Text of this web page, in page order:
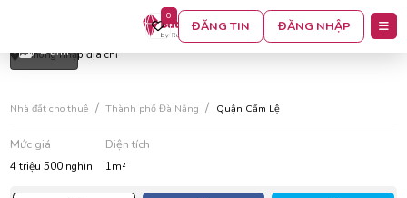
0
ĐĂNG TIN ĐĂNG NHẬP
Căn hộ mới 100% khu phước lý
Không nhập địa chỉ
4 ảnh
Nhà đất cho thuê Thành phố Đà Nẵng Quận Cẩm Lệ
Mức giá
4 triệu 500 nghìn
Diện tích
1m²